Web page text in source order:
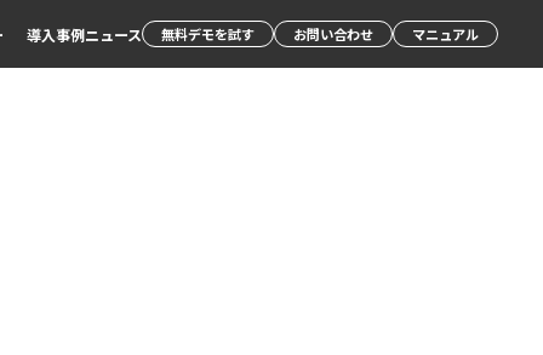
導入事例ニュース 無料デモを試す お問い合わせ マニュアル